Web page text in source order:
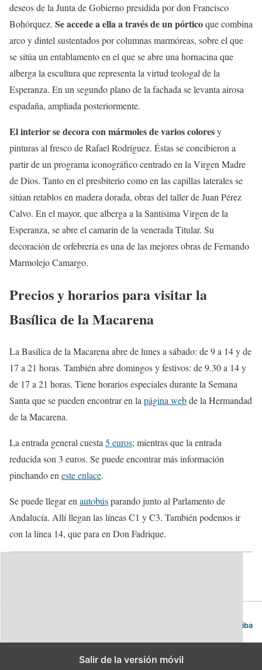
deseos de la Junta de Gobierno presidida por don Francisco
Bohórquez. Se accede a ella a través de un pórticoque combina
arco y dintel sustentados por columnas marmóreas, sobre el que
se sitúa un entablamento en el que se abre una hornacina que
alberga la escultura que representa la virtud teologal de la
Esperanza. En un segundo plano de la fachada se levanta airosa
espadaña, ampliada posteriormente.
El interior se decora con mármoles de varios coloresy
pinturas al fresco de Rafael Rodríguez. Éstas se concibieron a
partir de un programa iconográfico centrado en la Virgen Madre
de Dios. Tanto en el presbiterio como en las capillas laterales se
sitúan retablos en madera dorada, obras del taller de Juan Pérez
Calvo. En el mayor, que alberga a la Santísima Virgen de la
Esperanza, se abre el camarín de la venerada Titular. Su
decoración de orfebrería es una de las mejores obras de Fernando
Marmolejo Camargo.
Precios y horarios para visitar la
Basílica de la Macarena
La Basílica de la Macarena abre de lunes a sábado: de 9 a 14 y de
17 a 21 horas. También abre domingos y festivos: de 9.30 a 14 y
de 17 a 21 horas. Tiene horarios especiales durante la Semana
Santa que se pueden encontrar en la página webde la Hermandad
de la Macarena.
La entrada general cuesta 5 euros; mientras que la entrada
reducida son 3 euros. Se puede encontrar más información
pinchando en este enlace.
Se puede llegar en autobúsparando junto al Parlamento de
Andalucía. Allí llegan las líneas C1 y C3. También podemos ir
con la línea 14, que para en Don Fadrique.
Volver arriba
Salir de la versión móvil